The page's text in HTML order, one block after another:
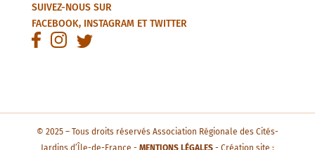
SUIVEZ-NOUS SUR
FACEBOOK, INSTAGRAMETTWITTER
© 2025 – Tous droits réservés Association Régionale des Cités-
Jardins d’Île-de-France - MENTIONS LÉGALES- Création site :